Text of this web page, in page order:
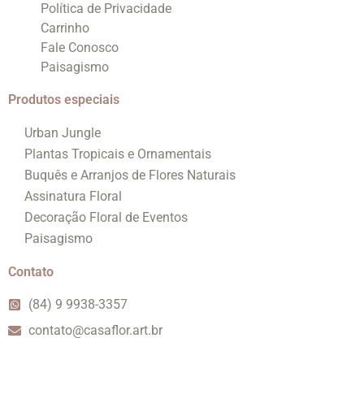
Política de Privacidade
Carrinho
Fale Conosco
Paisagismo
Produtos especiais
Urban Jungle
Plantas Tropicais e Ornamentais
Buquês e Arranjos de Flores Naturais
Assinatura Floral
Decoração Floral de Eventos
Paisagismo
Contato
(84) 9 9938-3357
contato@casaflor.art.br